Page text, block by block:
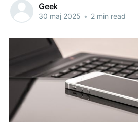
Geek
30 maj 2025 • 2 min read